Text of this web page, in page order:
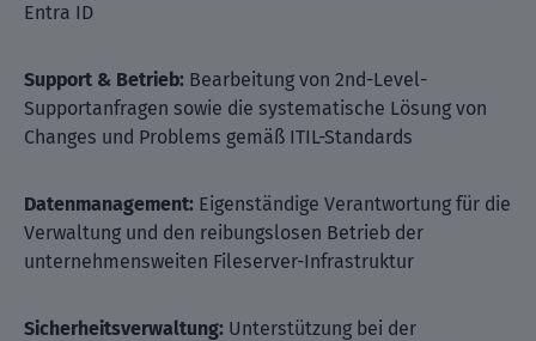
Entra ID
Support & Betrieb: Bearbeitung von 2nd-Level-
Supportanfragen sowie die systematische Lösung von
Changes und Problems gemäß ITIL-Standards
Datenmanagement: Eigenständige Verantwortung für die
Verwaltung und den reibungslosen Betrieb der
unternehmensweiten Fileserver-Infrastruktur
Sicherheitsverwaltung: Unterstützung bei der